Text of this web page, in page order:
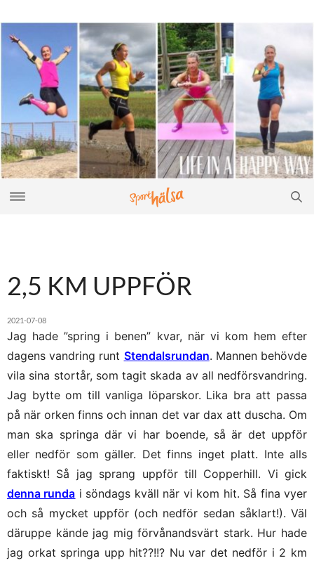
2,5 KM UPPFÖR
2021-07-08
Jag hade ”spring i benen” kvar, när vi kom hem efter
dagens vandring runt Stendalsrundan. Mannen behövde
vila sina stortår, som tagit skada av all nedförsvandring.
Jag bytte om till vanliga löparskor. Lika bra att passa
på när orken finns och innan det var dax att duscha. Om
man ska springa där vi har boende, så är det uppför
eller nedför som gäller. Det finns inget platt. Inte alls
faktiskt! Så jag sprang uppför till Copperhill. Vi gick
denna runda i söndags kväll när vi kom hit. Så fina vyer
och så mycket uppför (och nedför sedan såklart!). Väl
däruppe kände jag mig förvånandsvärt stark. Hur hade
jag orkat springa upp hit??!!? Nu var det nedför i 2 km